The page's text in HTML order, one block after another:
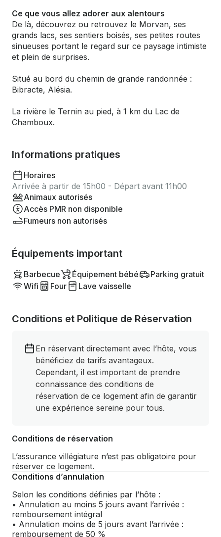
Ce que vous allez adorer aux alentours
De là, découvrez ou retrouvez le Morvan, ses
grands lacs, ses sentiers boisés, ses petites routes
sinueuses portant le regard sur ce paysage intimiste
et plein de surprises.
Situé au bord du chemin de grande randonnée :
Bibracte, Alésia.
La rivière le Ternin au pied, à 1 km du Lac de
Chamboux.
Informations pratiques
Horaires
Arrivée à partir de 15h00 - Départ avant 11h00
Animaux autorisés
Accès PMR non disponible
Fumeurs non autorisés
Équipements important
Barbecue Équipement bébé
Parking gratuit
Wifi
Four Lave vaisselle
Conditions et Politique de Réservation
En réservant directement avec l’hôte, vous
bénéficiez de tarifs avantageux.
Cependant, il est important de prendre
connaissance des conditions de
réservation de ce logement afin de garantir
une expérience sereine pour tous.
Conditions de réservation
L’assurance villégiature n’est pas obligatoire pour
réserver ce logement.
Conditions d’annulation
Selon les conditions définies par l’hôte :
• Annulation au moins 5 jours avant l’arrivée :
remboursement intégral
• Annulation moins de 5 jours avant l’arrivée :
remboursement de 50 %